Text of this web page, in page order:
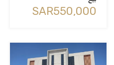
‪SAR550,000